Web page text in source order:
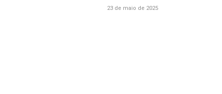
23 de maio de 2025